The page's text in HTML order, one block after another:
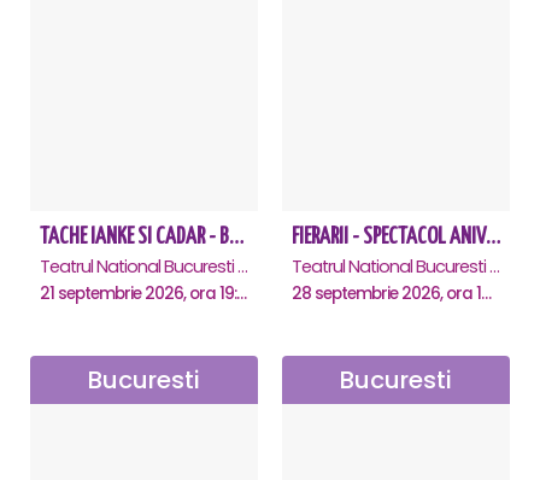
TACHE IANKE SI CADAR - Bucuresti
Teatrul National Bucuresti - Sala Ion Caramitru, Bucuresti
21 septembrie 2026, ora 19:00
FIERARII - SPECTACOL ANIVERSAR GEORGE MIHĂIȚĂ
Teatrul National Bucuresti - Sala Ion Caramitru, Bucuresti
28 septembrie 2026, ora 19:00
Bucuresti Bucuresti